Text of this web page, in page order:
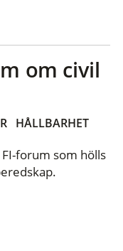
om civil
HÅLLBARHET
forum som hölls